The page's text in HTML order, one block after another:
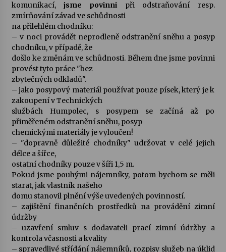
Varhanní recitál Michala Novenka v Klášteře
Želiv
3. 7. 2026
Petr Adamec – Malovaný svět
30. 6. 2026
komunikací, jsme povinni při odstraňování resp.
zmírňování závad ve schůdnosti
na přilehlém chodníku:
– v noci provádět neprodleně odstranění sněhu a posyp
chodníku, v případě, že
došlo ke změnám ve schůdnosti. Během dne jsme povinni
provést tyto práce "bez
zbytečných odkladů".
– jako posypový materiál používat pouze písek, který je k
zakoupení v Technických
službách Humpolec, s posypem se začíná až po
přiměřeném odstranění sněhu, posyp
chemickými materiály je vyloučen!
– "dopravně důležité chodníky" udržovat v celé jejich
délce a šířce,
ostatní chodníky pouze v šíři 1,5 m.
Pokud jsme pouhými nájemníky, potom bychom se měli
starat, jak vlastník našeho
domu stanovil plnění výše uvedených povinností.
– zajištění finančních prostředků na provádění zimní
údržby
– uzavření smluv s dodavateli prací zimní údržby a
kontrola včasnosti a kvality
– spravedlivé střídání nájemníků, rozpisy služeb na úklid